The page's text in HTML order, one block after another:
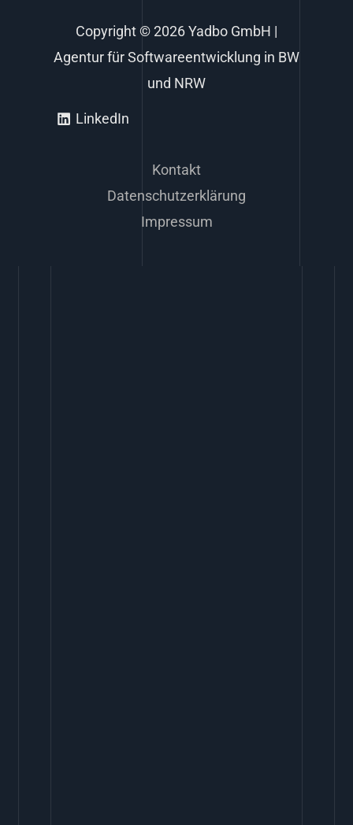
Copyright © 2026 Yadbo GmbH |
Agentur für Softwareentwicklung in BW
und NRW
LinkedIn
Kontakt
Datenschutzerklärung
Impressum